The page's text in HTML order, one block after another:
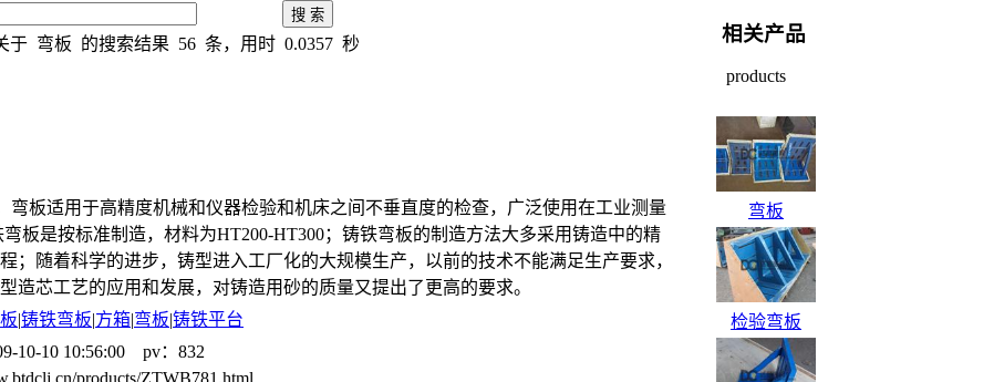
于 弯板 的搜索结果 56 条，用时 0.0357 秒
弯板适用于高精度机械和仪器检验和机床之间不垂直度的检查，广泛使用在工业测量
弯板是按标准制造，材料为HT200-HT300；铸铁弯板的制造方法大多采用铸造中的精
；随着科学的进步，铸型进入工厂化的大规模生产，以前的技术不能满足生产要求，
造芯工艺的应用和发展，对铸造用砂的质量又提出了更高的要求。
|铸铁弯板|方箱|弯板|铸铁平台
10-10 10:56:00 pv：832
products/ZTWB781.html
相关产品
products
弯板
检验弯板